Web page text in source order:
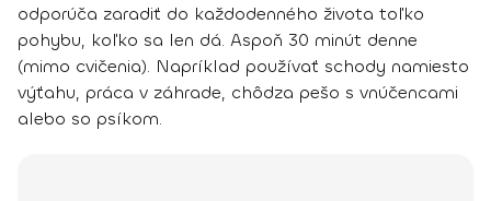
odporúča zaradiť do každodenného života toľko
pohybu, koľko sa len dá. Aspoň 30 minút denne
(mimo cvičenia). Napríklad používať schody namiesto
výťahu, práca v záhrade, chôdza pešo s vnúčencami
alebo so psíkom.